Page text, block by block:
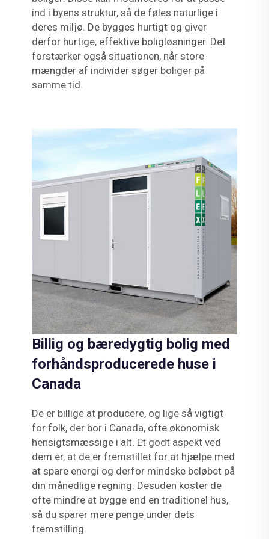
ind i byens struktur, så de føles naturlige i
deres miljø. De bygges hurtigt og giver
derfor hurtige, effektive boligløsninger. Det
forstærker også situationen, når store
mængder af individer søger boliger på
samme tid.
Billig og bæredygtig bolig med
forhåndsproducerede huse i
Canada
De er billige at producere, og lige så vigtigt
for folk, der bor i Canada, ofte økonomisk
hensigtsmæssige i alt. Et godt aspekt ved
dem er, at de er fremstillet for at hjælpe med
at spare energi og derfor mindske beløbet på
din månedlige regning. Desuden koster de
ofte mindre at bygge end en traditionel hus,
så du sparer mere penge under dets
fremstilling.